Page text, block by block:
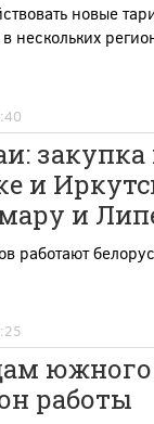
новые
нескольких
закупка
и
и
работают
работы